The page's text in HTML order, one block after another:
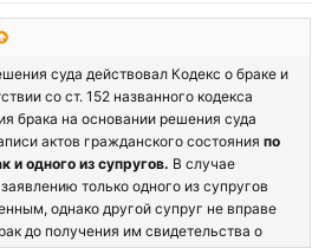
суда действовал Кодекс о браке и
со ст. 152 названного кодекса
брака на основании решения суда
актов гражданского состояния по
и одного из супругов. В случае
только одного из супругов
однако другой супруг не вправе
до получения им свидетельства о